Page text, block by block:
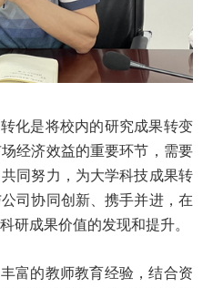
化是将校内的研究成果转变
经济效益的重要环节，需要
同努力，为大学科技成果转
司协同创新、携手并进，在
研成果价值的发现和提升。
富的教师教育经验，结合资